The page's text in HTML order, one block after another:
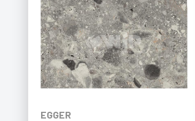
EGGER